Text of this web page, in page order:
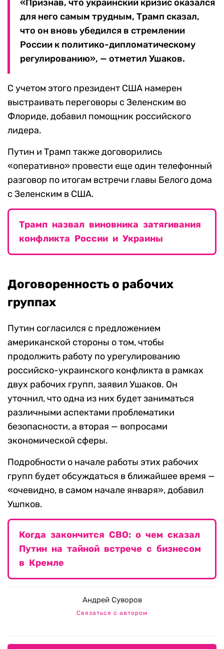
«Признав, что украинский кризис оказался
для него самым трудным, Трамп сказал,
что он вновь убедился в стремлении
России к политико-дипломатическому
регулированию», — отметил Ушаков.
С учетом этого президент США намерен
выстраивать переговоры с Зеленским во
Флориде, добавил помощник российского
лидера.
Путин и Трамп также договорились
«оперативно» провести еще один телефонный
разговор по итогам встречи главы Белого дома
с Зеленским в США.
Трамп назвал виновника затягивания
конфликта России и Украины
Договоренность о рабочих
группах
Путин согласился с предложением
американской стороны о том, чтобы
продолжить работу по урегулированию
российско-украинского конфликта в рамках
двух рабочих групп, заявил Ушаков. Он
уточнил, что одна из них будет заниматься
различными аспектами проблематики
безопасности, а вторая — вопросами
экономической сферы.
Подробности о начале работы этих рабочих
групп будет обсуждаться в ближайшее время —
«очевидно, в самом начале января», добавил
Ушпков.
Когда закончится СВО: о чем сказал
Путин на тайной встрече с бизнесом
в Кремле
Андрей Суворов
Связаться с автором